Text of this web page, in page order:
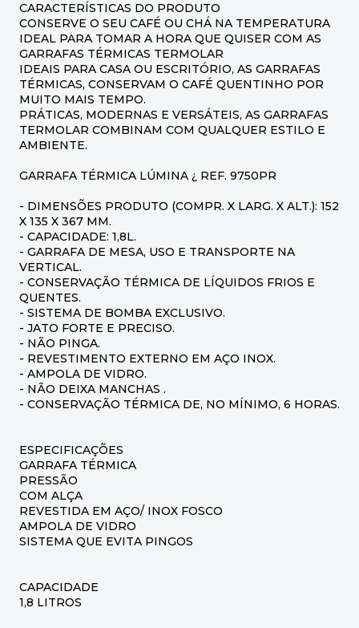
CARACTERÍSTICAS DO PRODUTO
CONSERVE O SEU CAFÉ OU CHÁ NA TEMPERATURA
IDEAL PARA TOMAR A HORA QUE QUISER COM AS
GARRAFAS TÉRMICAS TERMOLAR
IDEAIS PARA CASA OU ESCRITÓRIO, AS GARRAFAS
TÉRMICAS, CONSERVAM O CAFÉ QUENTINHO POR
MUITO MAIS TEMPO.
PRÁTICAS, MODERNAS E VERSÁTEIS, AS GARRAFAS
TERMOLAR COMBINAM COM QUALQUER ESTILO E
AMBIENTE.
GARRAFA TÉRMICA LÚMINA ¿ REF. 9750PR
- DIMENSÕES PRODUTO (COMPR. X LARG. X ALT.): 152
X 135 X 367 MM.
- CAPACIDADE: 1,8L.
- GARRAFA DE MESA, USO E TRANSPORTE NA
VERTICAL.
- CONSERVAÇÃO TÉRMICA DE LÍQUIDOS FRIOS E
QUENTES.
- SISTEMA DE BOMBA EXCLUSIVO.
- JATO FORTE E PRECISO.
- NÃO PINGA.
- REVESTIMENTO EXTERNO EM AÇO INOX.
- AMPOLA DE VIDRO.
- NÃO DEIXA MANCHAS .
- CONSERVAÇÃO TÉRMICA DE, NO MÍNIMO, 6 HORAS.
ESPECIFICAÇÕES
GARRAFA TÉRMICA
PRESSÃO
COM ALÇA
REVESTIDA EM AÇO/ INOX FOSCO
AMPOLA DE VIDRO
SISTEMA QUE EVITA PINGOS
CAPACIDADE
1,8 LITROS